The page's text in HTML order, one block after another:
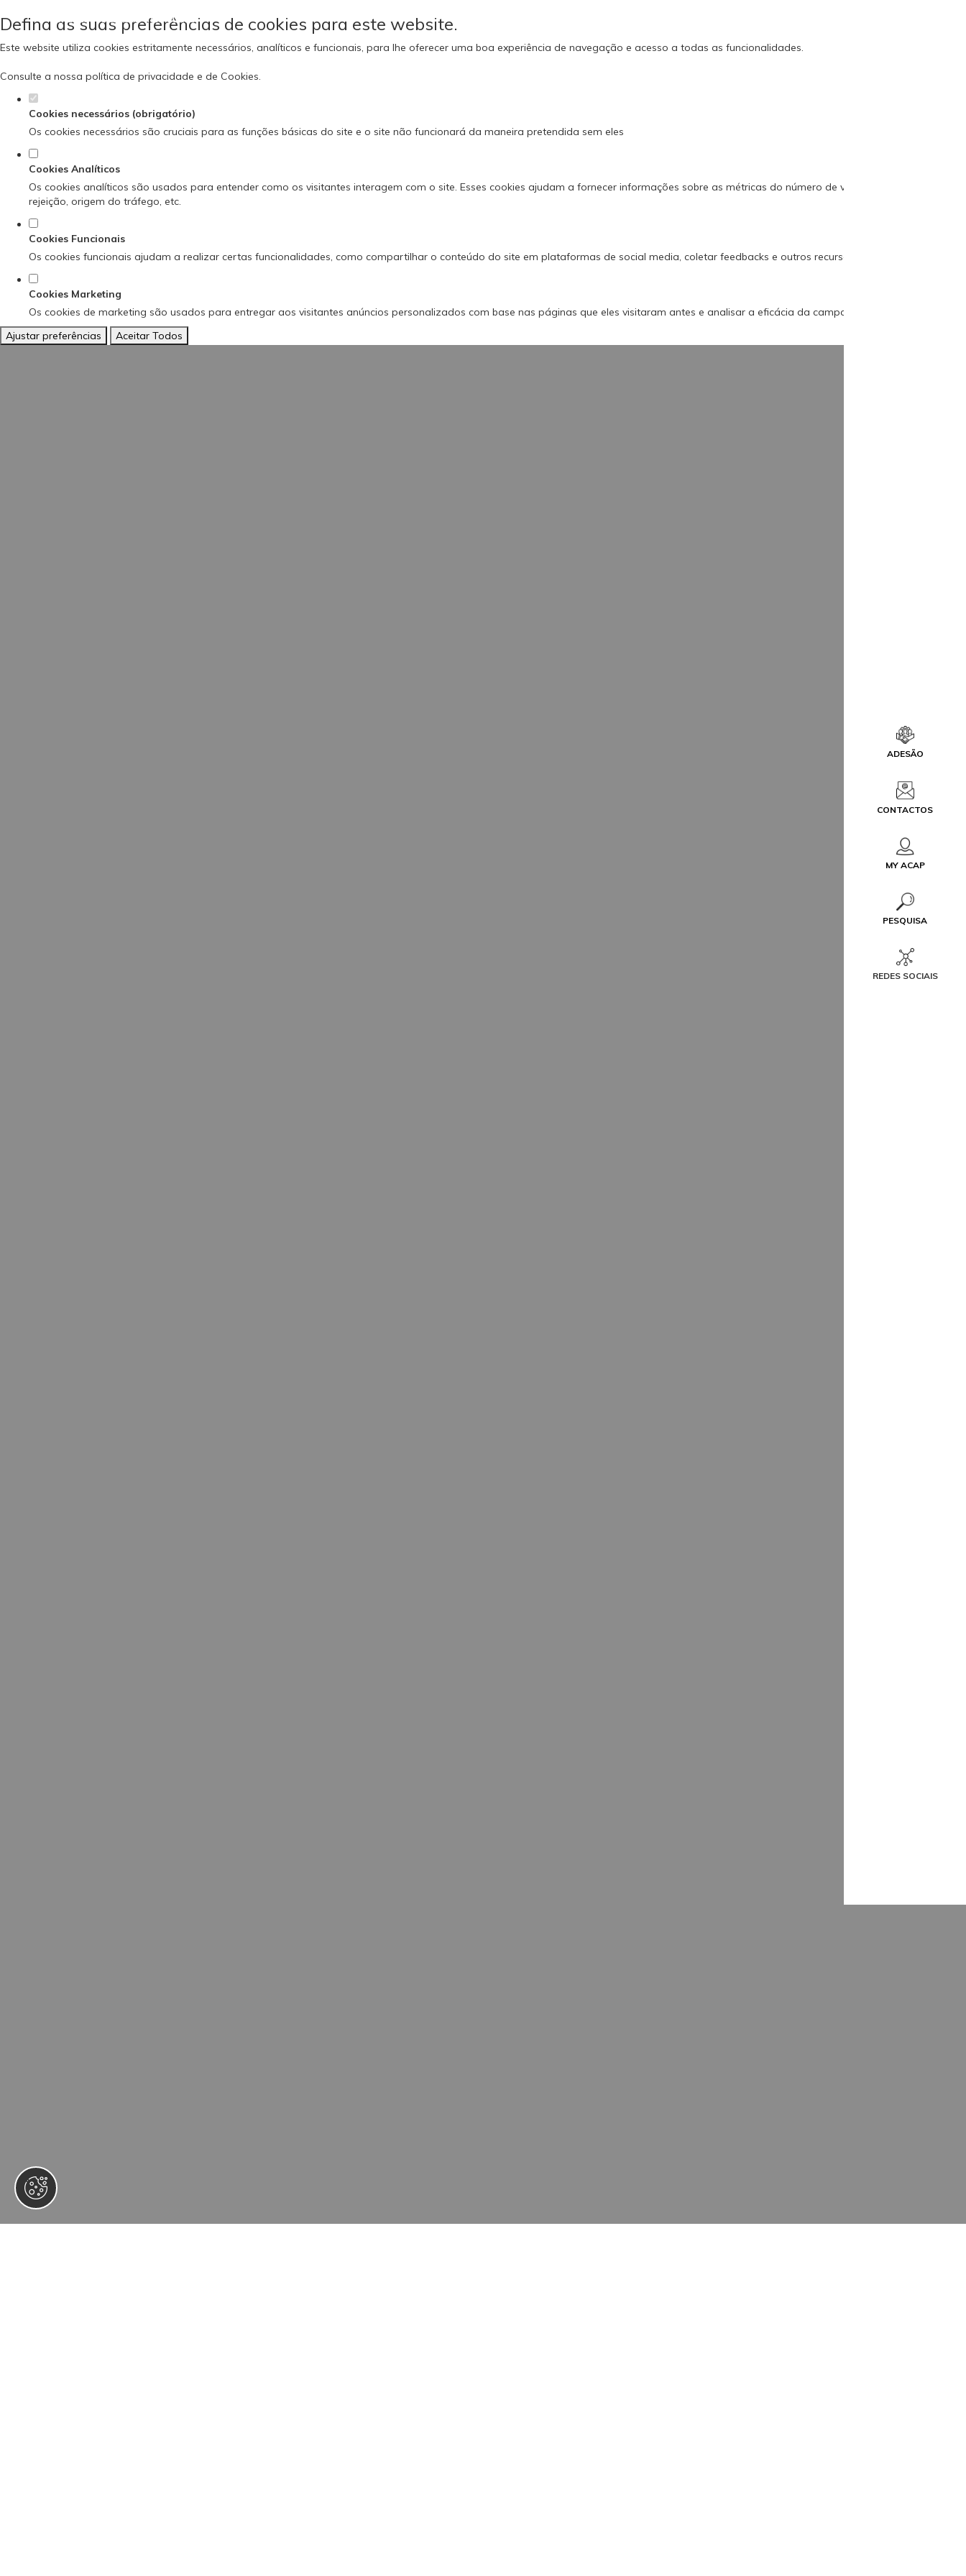
Defina as suas preferências de cookies para este website.
Este website utiliza cookies estritamente necessários, analíticos e funcionais, para lhe oferecer uma boa experiência de navegação e acesso a todas as funcionalidades.
Consulte a nossa política de privacidade e de Cookies.
Cookies necessários (obrigatório)
Os cookies necessários são cruciais para as funções básicas do site e o site não funcionará da maneira pretendida sem eles
Cookies Analíticos
Os cookies analíticos são usados para entender como os visitantes interagem com o site. Esses cookies ajudam a fornecer informações sobre as métricas do número de visitantes, taxa de
rejeição, origem do tráfego, etc.
Cookies Funcionais
Os cookies funcionais ajudam a realizar certas funcionalidades, como compartilhar o conteúdo do site em plataformas de social media, coletar feedbacks e outros recursos de terceiros.
Cookies Marketing
Os cookies de marketing são usados para entregar aos visitantes anúncios personalizados com base nas páginas que eles visitaram antes e analisar a eficácia da campanha publicitária.
Ajustar preferências
Aceitar Todos
ADESÃO
CONTACTOS
MY ACAP
PESQUISA
REDES SOCIAIS